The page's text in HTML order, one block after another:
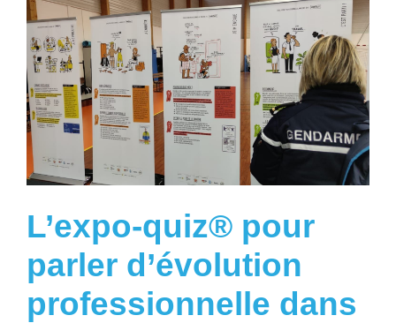
L’expo-quiz® pour
parler d’évolution
professionnelle dans